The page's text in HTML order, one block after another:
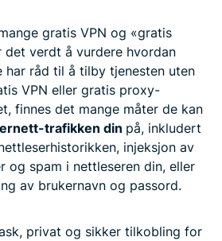
gratis VPN og «gratis
det verdt å vurdere hvordan
har råd til å tilby tjenesten uten
VPN eller gratis proxy-
finnes det mange måter de kan
trafikken din på, inkludert
injeksjon av
og spam i nettleseren din, eller
av brukernavn og passord.
privat og sikker tilkobling for